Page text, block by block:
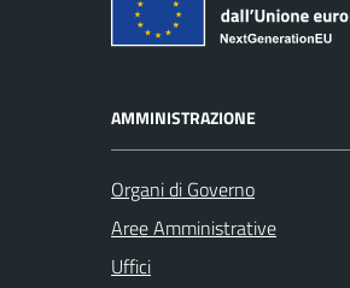
AMMINISTRAZIONE
Organi di Governo
Aree Amministrative
Uffici